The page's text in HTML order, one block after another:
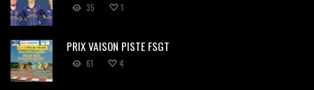
35 1
PRIX VAISON PISTE FSGT
61 4